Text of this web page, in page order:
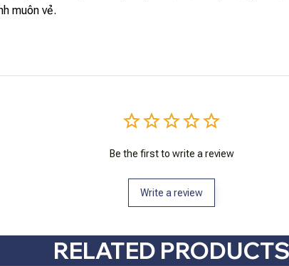
muôn vẻ.
Be the first to write a review
Write a review
RELATED PRODUCTS